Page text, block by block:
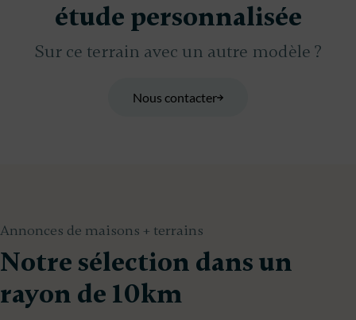
étude personnalisée
Sur ce terrain avec un autre modèle ?
Nous contacter
Annonces de maisons + terrains
Notre sélection dans un
rayon de 10km